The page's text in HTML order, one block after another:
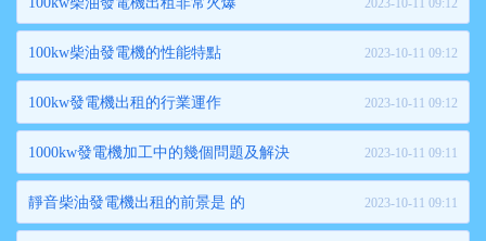
2023-10-11 09:12
100kw柴油發電機的性能特點 2023-10-11 09:12
100kw發電機出租的行業運作 2023-10-11 09:12
1000kw發電機加工中的幾個問題及解決 2023-10-11 09:11
靜音柴油發電機出租的前景是 的 2023-10-11 09:11